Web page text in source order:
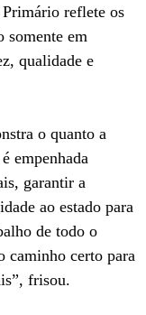
reflete os
somente em
qualidade e
o quanto a
empenhada
garantir a
ao estado para
de todo o
caminho certo para
frisou.